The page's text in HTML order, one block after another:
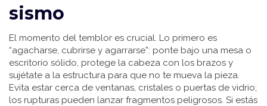
sismo
El momento del temblor es crucial. Lo primero es
“agacharse, cubrirse y agarrarse”: ponte bajo una mesa o
escritorio sólido, protege la cabeza con los brazos y
sujétate a la estructura para que no te mueva la pieza.
Evita estar cerca de ventanas, cristales o puertas de vidrio;
los rupturas pueden lanzar fragmentos peligrosos. Si estás